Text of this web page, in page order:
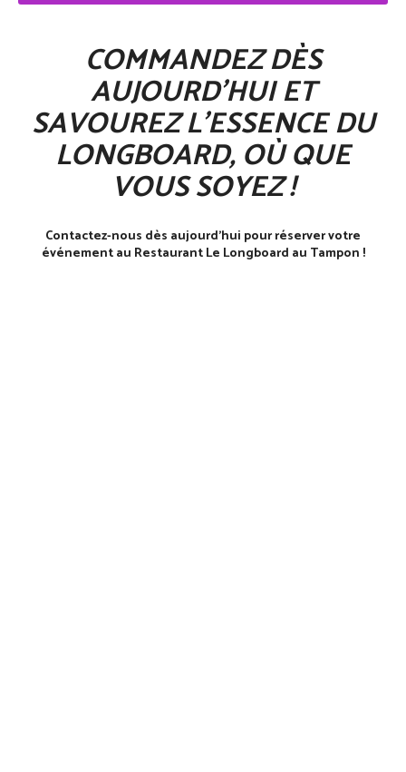
COMMANDEZ DÈS
AUJOURD’HUI ET
SAVOUREZ L’ESSENCE DU
LONGBOARD, OÙ QUE
VOUS SOYEZ !
Contactez-nous dès aujourd’hui pour réserver votre
événement au Restaurant Le Longboard au Tampon !